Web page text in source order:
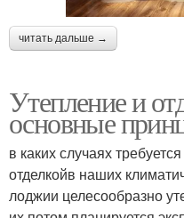
читать дальше →
Утепление и
основные
в каких случаях
отделкойв наших
лоджии целесообразно